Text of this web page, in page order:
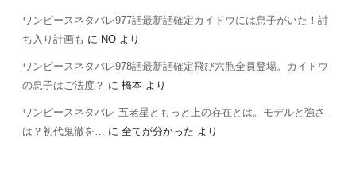
ワンピースネタバレ977話最新話確定カイドウには息子がいた！討
ち入り計画も に NOより
ワンピースネタバレ978話最新話確定飛び六胞全員登場。カイドウ
の息子はご法度？ に 橋本より
ワンピースネタバレ 五老星ともっと上の存在とは。モデルと強さ
は？初代鬼徹を…
に 全てが分かった より